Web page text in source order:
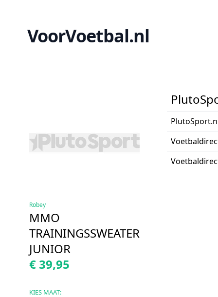
VoorVoetbal.nl
Robey
MMO
TRAININGSSWEATER
JUNIOR
€ 39,95
KIES MAAT: